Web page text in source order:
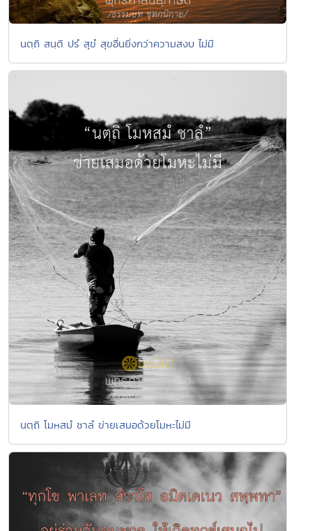
นตฺถิ สนฺติ ปรํ สุขํ สุขอื่นยิ่งกว่าความสงบ ไม่มี
นตฺถิ โมหสมํ ชาลํ ข่ายเสมอด้วยโมหะไม่มี